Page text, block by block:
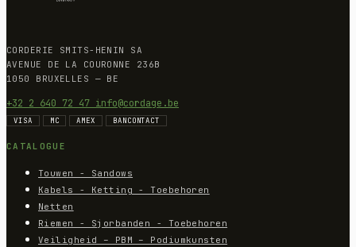
CORDERIE SMITS-HENIN SA
AVENUE DE LA COURONNE 236B
1050 BRUXELLES — BE
+32 2 640 72 47 info@cordage.be
VISA MC AMEX BANCONTACT
CATALOGUE
Touwen - Sandows
Kabels - Ketting - Toebehoren
Netten
Riemen - Sjorbanden - Toebehoren
Veiligheid – PBM – Podiumkunsten